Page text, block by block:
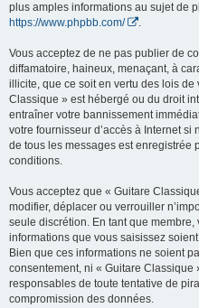
plus amples informations au sujet de
https://www.phpbb.com/
Vous acceptez de ne pas publier de
diffamatoire, haineux, menaçant, à
illicite, que ce soit en vertu des lois de
Classique » est hébergé ou du droit
entraîner votre bannissement
votre fournisseur d’accès à Internet si
de tous les messages est enregistrée
conditions.
Vous acceptez que « Guitare
modifier, déplacer ou verrouiller
seule discrétion. En tant que
informations que vous saisissez
Bien que ces informations ne soient
consentement, ni « Guitare Classique
responsables de toute tentative de
compromission des données.